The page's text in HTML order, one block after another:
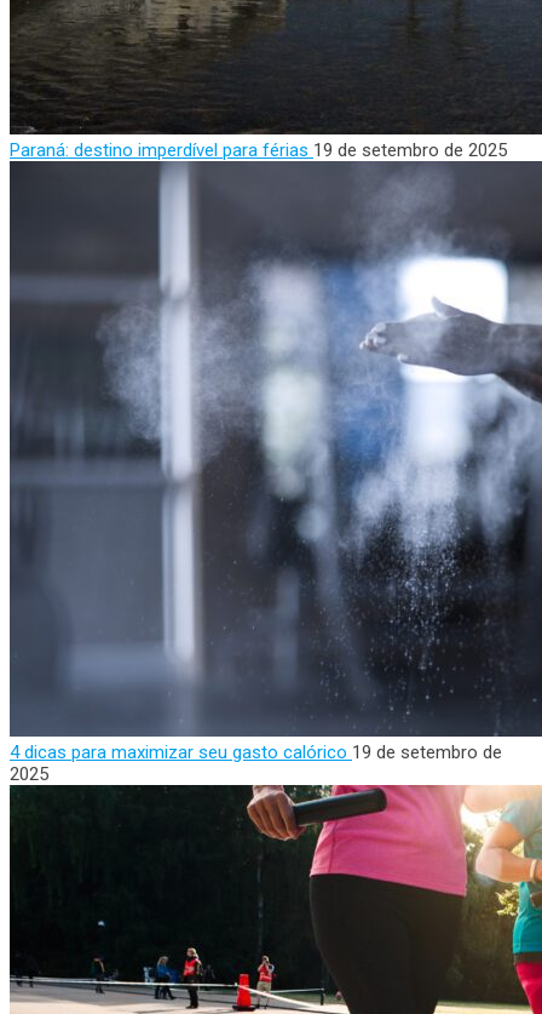
Paraná: destino imperdível para férias 19 de setembro de 2025
4 dicas para maximizar seu gasto calórico 19 de setembro de
2025